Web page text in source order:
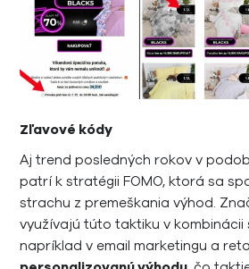
Zľavové kódy
Aj trend posledných rokov v
patrí k stratégii FOMO, ktorá sa
strachu z premeškania výhod.
využívajú túto taktiku v kombinácii
napríklad v email marketingu a